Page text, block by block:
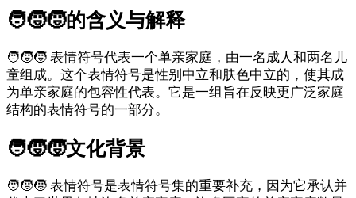
🧑‍🧒‍🧒的含义与解释
🧑‍🧒‍🧒 表情符号代表一个单亲家庭，由一名成人和两名儿
童组成。这个表情符号是性别中立和肤色中立的，使其成
为单亲家庭的包容性代表。它是一组旨在反映更广泛家庭
结构的表情符号的一部分。
🧑‍🧒‍🧒文化背景
🧑‍🧒‍🧒 表情符号是表情符号集的重要补充，因为它承认并